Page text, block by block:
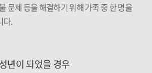
문제 등을 해결하기 위해 가족 중 한 명을
다.
년이 되었을 경우